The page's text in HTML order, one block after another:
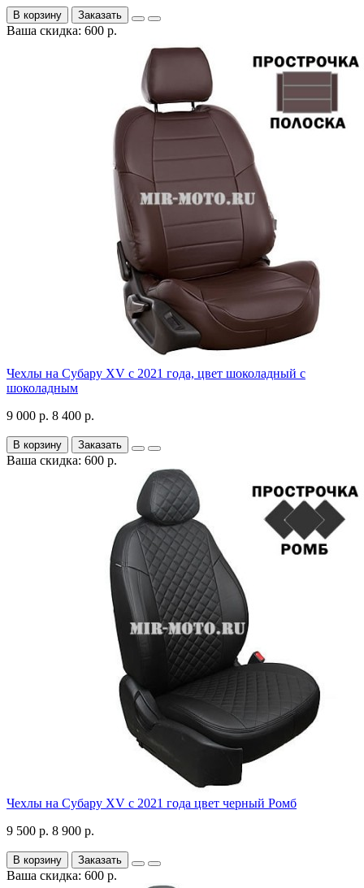
В корзину Заказать
Ваша скидка: 600 р.
Чехлы на Субару XV с 2021 года, цвет шоколадный с
шоколадным
9 000 р. 8 400 р.
В корзину Заказать
Ваша скидка: 600 р.
Чехлы на Субару XV с 2021 года цвет черный Ромб
9 500 р. 8 900 р.
В корзину Заказать
Ваша скидка: 600 р.